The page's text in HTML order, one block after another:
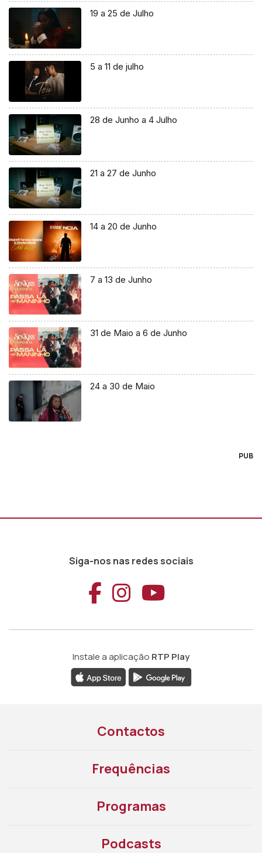
19 a 25 de Julho
5 a 11 de julho
28 de Junho a 4 Julho
21 a 27 de Junho
14 a 20 de Junho
7 a 13 de Junho
31 de Maio a 6 de Junho
24 a 30 de Maio
PUB
Siga-nos nas redes sociais
Aceder ao
Aceder ao
Aceder
Instale a aplicação RTP Play
Contactos
Frequências
Programas
Podcasts